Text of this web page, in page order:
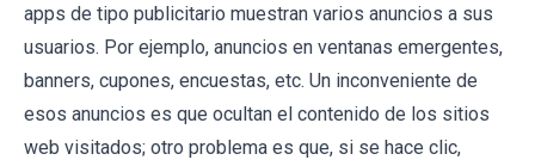
apps de tipo publicitario muestran varios anuncios a sus
usuarios. Por ejemplo, anuncios en ventanas emergentes,
banners, cupones, encuestas, etc. Un inconveniente de
esos anuncios es que ocultan el contenido de los sitios
web visitados; otro problema es que, si se hace clic,